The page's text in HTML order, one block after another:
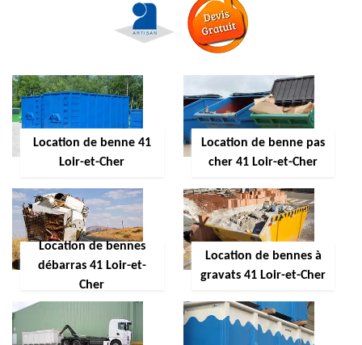
Location de benne 41
Loir-et-Cher
Location de benne pas
cher 41 Loir-et-Cher
Location de bennes
débarras 41 Loir-et-
Cher
Location de bennes à
gravats 41 Loir-et-Cher